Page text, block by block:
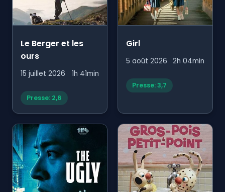
Le Berger et les
ours
15 juillet 2026 1h 41min
Presse: 2,6
Girl
5 août 2026 2h 04min
Presse: 3,7